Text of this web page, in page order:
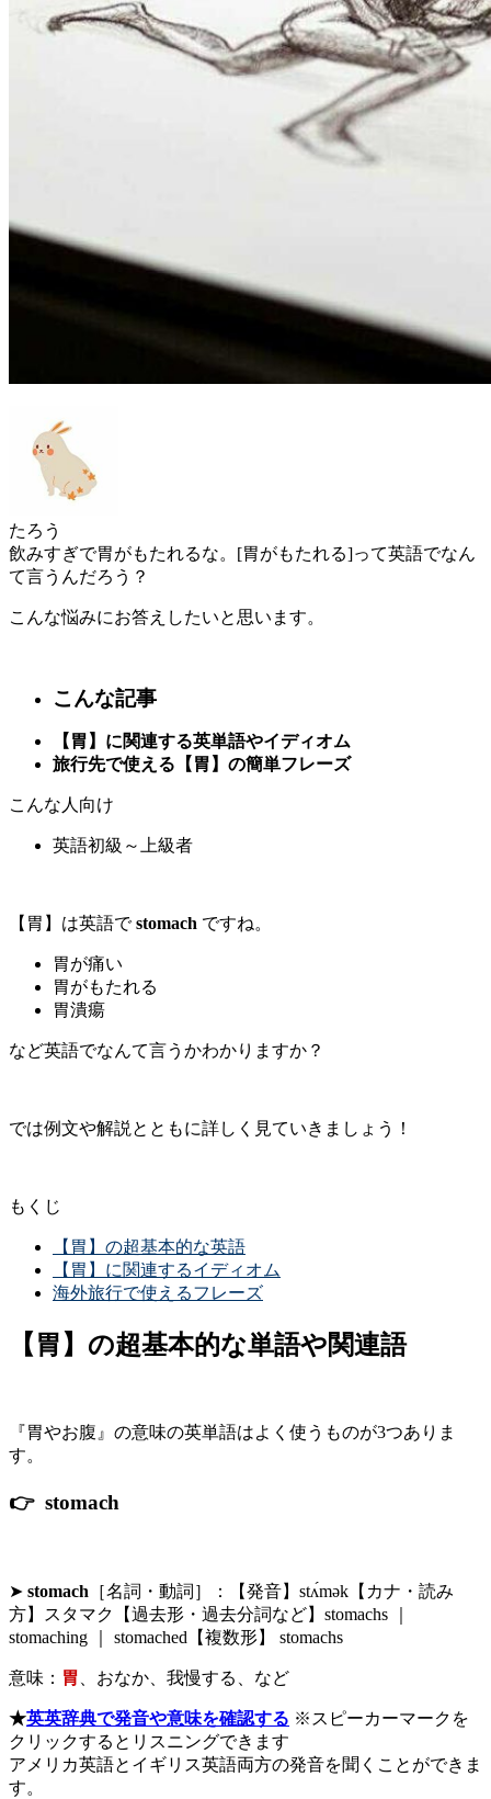
たろう
飲みすぎで胃がもたれるな。[胃がもたれる]って英語でなん
て言うんだろう？
こんな悩みにお答えしたいと思います。
こんな記事
【胃】に関連する英単語やイディオム
旅行先で使える【胃】の簡単フレーズ
こんな人向け
英語初級～上級者
【胃】は英語でstomach ですね。
胃が痛い
胃がもたれる
胃潰瘍
など英語でなんて言うかわかりますか？
では例文や解説とともに詳しく見ていきましょう！
もくじ
【胃】の超基本的な英語
【胃】に関連するイディオム
海外旅行で使えるフレーズ
【胃】の超基本的な単語や関連語
『胃やお腹』の意味の英単語はよく使うものが3つありま
す。
👉 stomach
➤ stomach ［名詞・動詞］：【発音】stʌ́mək【カナ・読み
方】スタマク【過去形・過去分詞など】stomachs ｜
stomaching ｜ stomached【複数形】 stomachs
意味： 胃 、おなか、我慢する、など
★英英辞典で発音や意味を確認する ※スピーカーマークを
クリックするとリスニングできます
アメリカ英語とイギリス英語両方の発音を聞くことができま
す。